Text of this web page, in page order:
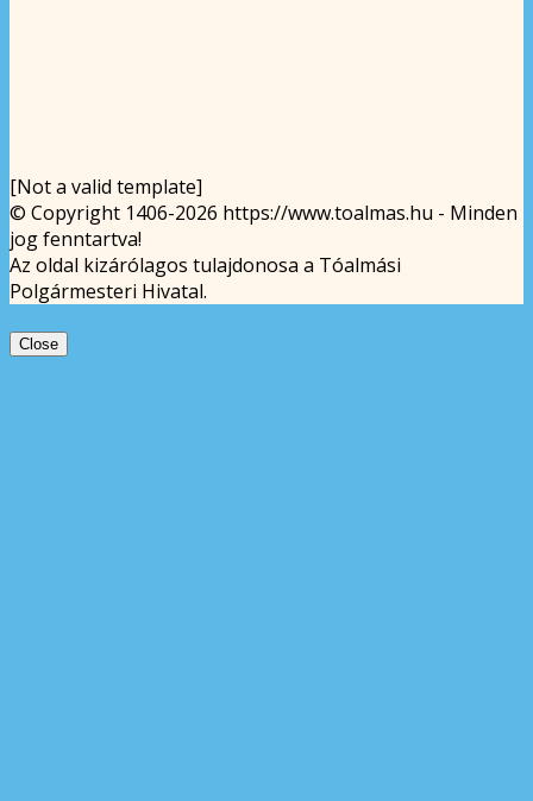
[Not a valid template]
© Copyright 1406-2026 https://www.toalmas.hu - Minden
jog fenntartva!
Az oldal kizárólagos tulajdonosa a Tóalmási
Polgármesteri Hivatal.
Close